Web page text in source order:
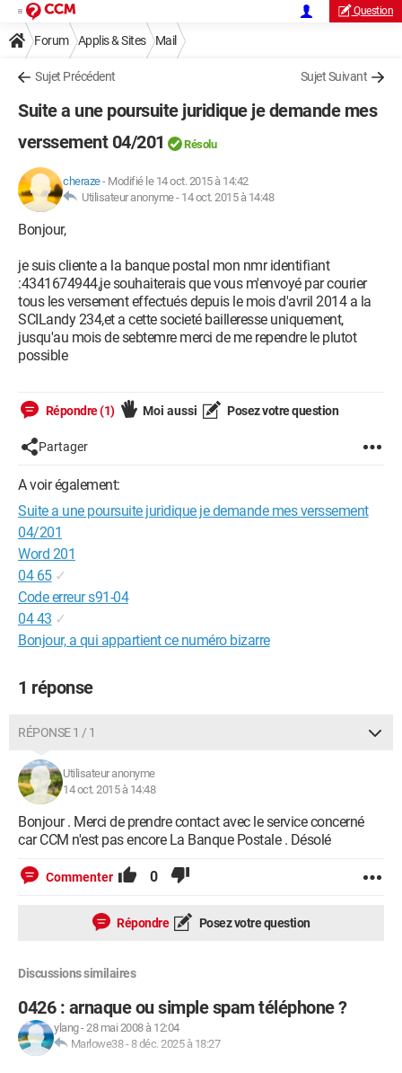
Question
Forum Applis & Sites Mail
Sujet Précédent Sujet Suivant
Suite a une poursuite juridique je demande mes
verssement 04/201
Résolu
cheraze- Modifié le 14 oct. 2015 à 14:42
Utilisateur anonyme - 14 oct. 2015 à 14:48
Bonjour,
je suis cliente a la banque postal mon nmr identifiant
:4341674944,je souhaiterais que vous m'envoyé par courier
tous les versement effectués depuis le mois d'avril 2014 a la
SCILandy 234,et a cette societé bailleresse uniquement,
jusqu'au mois de sebtemre merci de me rependre le plutot
possible
Répondre (1) Moi aussi Posez votre question
Partager
A voir également:
Suite a une poursuite juridique je demande mes verssement
04/201
Word 201
04 65 ✓
Code erreur s91-04
04 43 ✓
Bonjour, a qui appartient ce numéro bizarre
1 réponse
RÉPONSE 1 / 1
Utilisateur anonyme
14 oct. 2015 à 14:48
Bonjour . Merci de prendre contact avec le service concerné
car CCM n'est pas encore La Banque Postale . Désolé
Commenter 0
Répondre Posez votre question
Discussions similaires
0426 : arnaque ou simple spam téléphone ?
ylang-28 mai 2008 à 12:04
Marlowe38- 8 déc. 2025 à 18:27